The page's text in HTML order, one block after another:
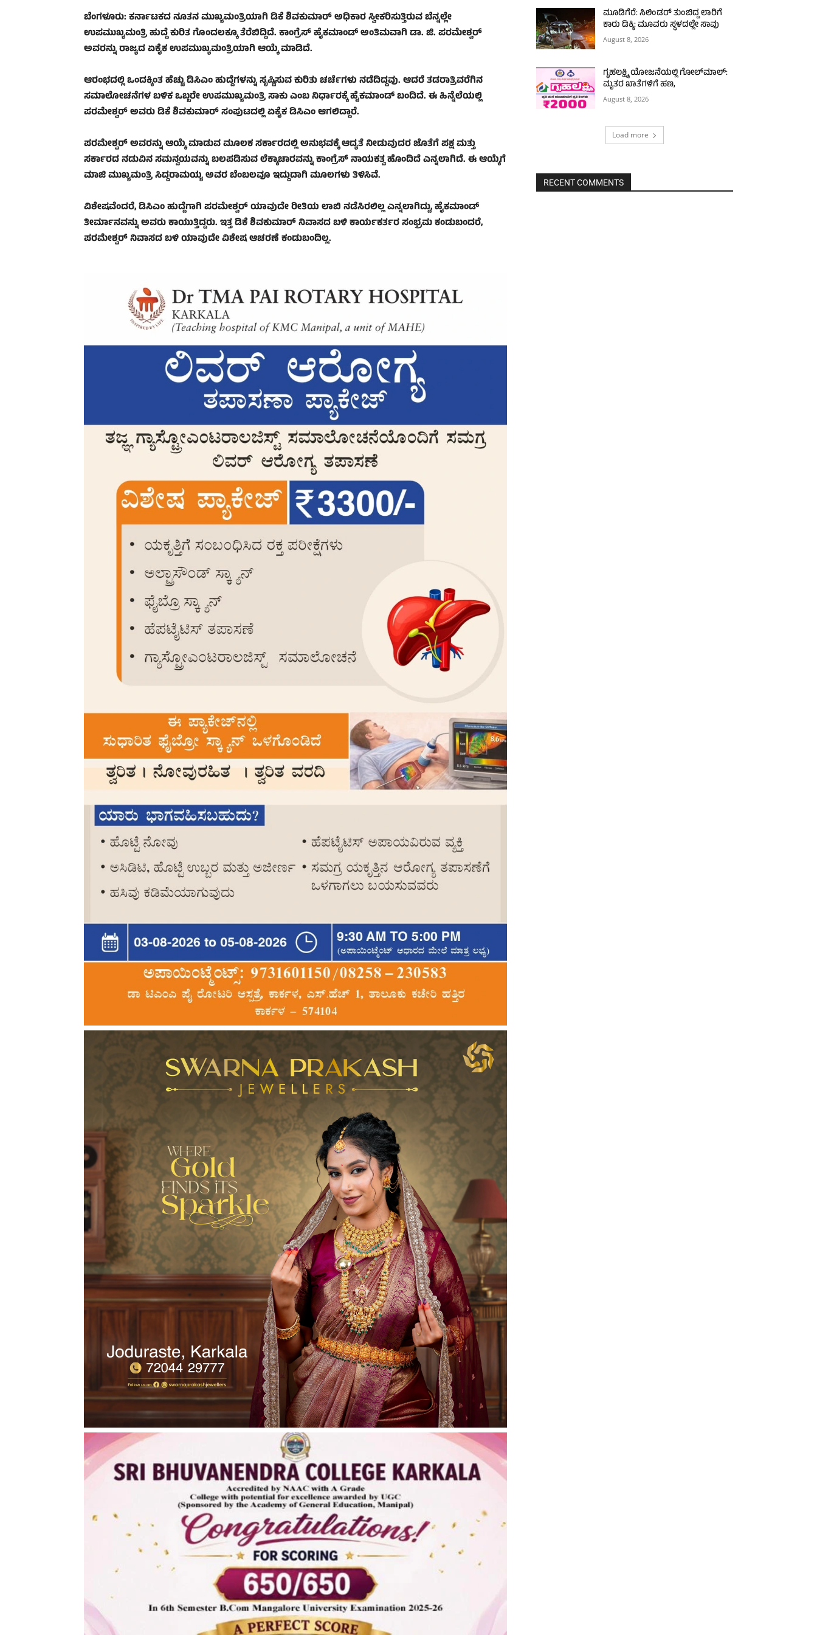
ಬೆಂಗಳೂರು: ಕರ್ನಾಟಕದ ನೂತನ ಮುಖ್ಯಮಂತ್ರಿಯಾಗಿ ಡಿಕೆ ಶಿವಕುಮಾರ್ ಅಧಿಕಾರ ಸ್ವೀಕರಿಸುತ್ತಿರುವ ಬೆನ್ನಲ್ಲೇ
ಉಪಮುಖ್ಯಮಂತ್ರಿ ಹುದ್ದೆ ಕುರಿತ ಗೊಂದಲಕ್ಕೂ ತೆರೆಬಿದ್ದಿದೆ. ಕಾಂಗ್ರೆಸ್ ಹೈಕಮಾಂಡ್ ಅಂತಿಮವಾಗಿ ಡಾ. ಜಿ. ಪರಮೇಶ್ವರ್
ಅವರನ್ನು ರಾಜ್ಯದ ಏಕೈಕ ಉಪಮುಖ್ಯಮಂತ್ರಿಯಾಗಿ ಆಯ್ಕೆ ಮಾಡಿದೆ.
ಆರಂಭದಲ್ಲಿ ಒಂದಕ್ಕಿಂತ ಹೆಚ್ಚು ಡಿಸಿಎಂ ಹುದ್ದೆಗಳನ್ನು ಸೃಷ್ಟಿಸುವ ಕುರಿತು ಚರ್ಚೆಗಳು ನಡೆದಿದ್ದವು. ಆದರೆ ತಡರಾತ್ರಿವರೆಗಿನ
ಸಮಾಲೋಚನೆಗಳ ಬಳಿಕ ಒಬ್ಬರೇ ಉಪಮುಖ್ಯಮಂತ್ರಿ ಸಾಕು ಎಂಬ ನಿರ್ಧಾರಕ್ಕೆ ಹೈಕಮಾಂಡ್ ಬಂದಿದೆ. ಈ ಹಿನ್ನೆಲೆಯಲ್ಲಿ
ಪರಮೇಶ್ವರ್ ಅವರು ಡಿಕೆ ಶಿವಕುಮಾರ್ ಸಂಪುಟದಲ್ಲಿ ಏಕೈಕ ಡಿಸಿಎಂ ಆಗಲಿದ್ದಾರೆ.
ಪರಮೇಶ್ವರ್ ಅವರನ್ನು ಆಯ್ಕೆ ಮಾಡುವ ಮೂಲಕ ಸರ್ಕಾರದಲ್ಲಿ ಅನುಭವಕ್ಕೆ ಆದ್ಯತೆ ನೀಡುವುದರ ಜೊತೆಗೆ ಪಕ್ಷ ಮತ್ತು
ಸರ್ಕಾರದ ನಡುವಿನ ಸಮನ್ವಯವನ್ನು ಬಲಪಡಿಸುವ ಲೆಕ್ಕಾಚಾರವನ್ನು ಕಾಂಗ್ರೆಸ್ ನಾಯಕತ್ವ ಹೊಂದಿದೆ ಎನ್ನಲಾಗಿದೆ. ಈ ಆಯ್ಕೆಗೆ
ಮಾಜಿ ಮುಖ್ಯಮಂತ್ರಿ ಸಿದ್ದರಾಮಯ್ಯ ಅವರ ಬೆಂಬಲವೂ ಇದ್ದುದಾಗಿ ಮೂಲಗಳು ತಿಳಿಸಿವೆ.
ವಿಶೇಷವೆಂದರೆ, ಡಿಸಿಎಂ ಹುದ್ದೆಗಾಗಿ ಪರಮೇಶ್ವರ್ ಯಾವುದೇ ರೀತಿಯ ಲಾಬಿ ನಡೆಸಿರಲಿಲ್ಲ ಎನ್ನಲಾಗಿದ್ದು, ಹೈಕಮಾಂಡ್
ತೀರ್ಮಾನವನ್ನು ಅವರು ಕಾಯುತ್ತಿದ್ದರು. ಇತ್ತ ಡಿಕೆ ಶಿವಕುಮಾರ್ ನಿವಾಸದ ಬಳಿ ಕಾರ್ಯಕರ್ತರ ಸಂಭ್ರಮ ಕಂಡುಬಂದರೆ,
ಪರಮೇಶ್ವರ್ ನಿವಾಸದ ಬಳಿ ಯಾವುದೇ ವಿಶೇಷ ಆಚರಣೆ ಕಂಡುಬಂದಿಲ್ಲ.
ಮೂಡಿಗೆರೆ: ಸಿಲಿಂಡರ್ ತುಂಬಿದ್ದ ಲಾರಿಗೆ
ಕಾರು ಡಿಕ್ಕಿ: ಮೂವರು ಸ್ಥಳದಲ್ಲೇ ಸಾವು
August 8, 2026
ಗೃಹಲಕ್ಷ್ಮಿ ಯೋಜನೆಯಲ್ಲಿ ಗೋಲ್‌ಮಾಲ್:
ಮೃತರ ಖಾತೆಗಳಿಗೆ ಹಣ,
August 8, 2026
Load more
RECENT COMMENTS